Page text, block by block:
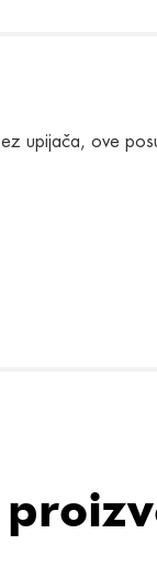
upijača, ove